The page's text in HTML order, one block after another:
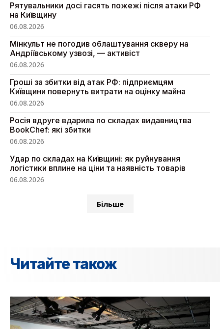
Рятувальники досі гасять пожежі після атаки РФ
на Київщину
06.08.2026
Мінкульт не погодив облаштування скверу на
Андріївському узвозі, — активіст
06.08.2026
Гроші за збитки від атак РФ: підприємцям
Київщини повернуть витрати на оцінку майна
06.08.2026
Росія вдруге вдарила по складах видавництва
BookChef: які збитки
06.08.2026
Удар по складах на Київщині: як руйнування
логістики вплине на ціни та наявність товарів
06.08.2026
Більше
Читайте також